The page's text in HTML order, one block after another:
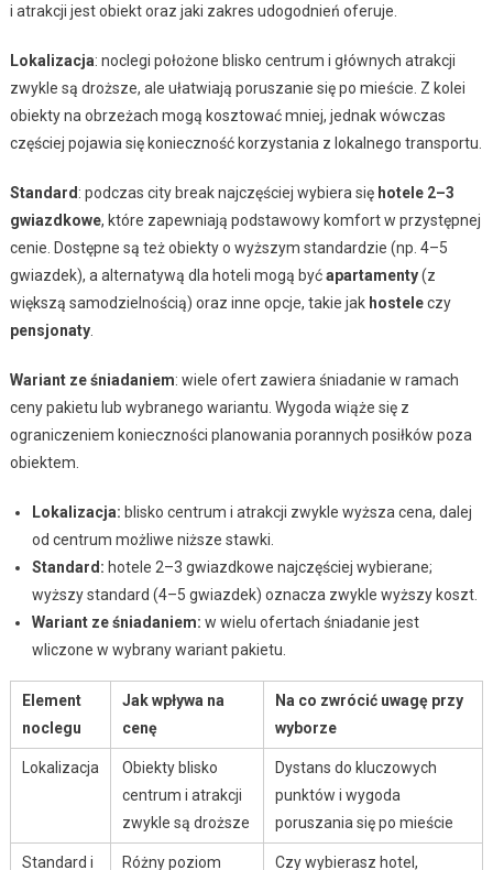
i atrakcji jest obiekt oraz jaki zakres udogodnień oferuje.
Lokalizacja: noclegi położone blisko centrum i głównych atrakcji
zwykle są droższe, ale ułatwiają poruszanie się po mieście. Z kolei
obiekty na obrzeżach mogą kosztować mniej, jednak wówczas
częściej pojawia się konieczność korzystania z lokalnego transportu.
Standard: podczas city break najczęściej wybiera się hotele 2–3
gwiazdkowe, które zapewniają podstawowy komfort w przystępnej
cenie. Dostępne są też obiekty o wyższym standardzie (np. 4–5
gwiazdek), a alternatywą dla hoteli mogą byćapartamenty(z
większą samodzielnością) oraz inne opcje, takie jak hosteleczy
pensjonaty.
Wariant ze śniadaniem: wiele ofert zawiera śniadanie w ramach
ceny pakietu lub wybranego wariantu. Wygoda wiąże się z
ograniczeniem konieczności planowania porannych posiłków poza
obiektem.
Lokalizacja: blisko centrum i atrakcji zwykle wyższa cena, dalej
od centrum możliwe niższe stawki.
Standard: hotele 2–3 gwiazdkowe najczęściej wybierane;
wyższy standard (4–5 gwiazdek) oznacza zwykle wyższy koszt.
Wariant ze śniadaniem: w wielu ofertach śniadanie jest
wliczone w wybrany wariant pakietu.
Element
noclegu
Jak wpływa na
cenę
Na co zwrócić uwagę przy
wyborze
Lokalizacja
Obiekty blisko
centrum i atrakcji
zwykle są droższe
Dystans do kluczowych
punktów i wygoda
poruszania się po mieście
Standard i Różny poziom Czy wybierasz hotel,